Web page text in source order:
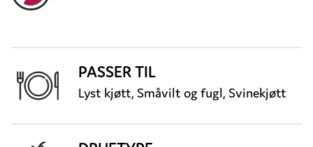
PASSER TIL
Lyst kjøtt, Småvilt og fugl, Svinekjøtt